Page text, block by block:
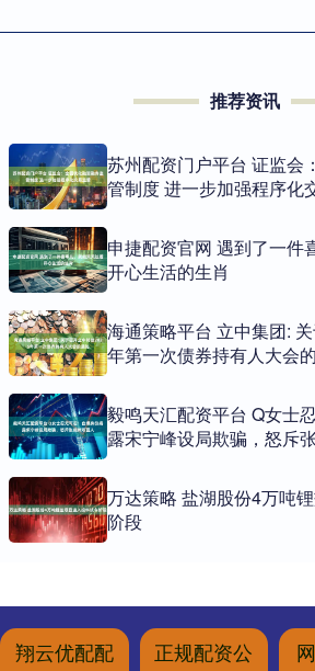
推荐资讯
苏州配资门户平台 证监会
管制度 进一步加强程序化
申捷配资官网 遇到了一件
开心生活的生肖
海通策略平台 立中集团:
年第一次债券持有人大会
毅鸣天汇配资平台 Q女士
露宋宁峰设局欺骗，怒斥
万达策略 盐湖股份4万吨
阶段
翔云优配配
正规配资公